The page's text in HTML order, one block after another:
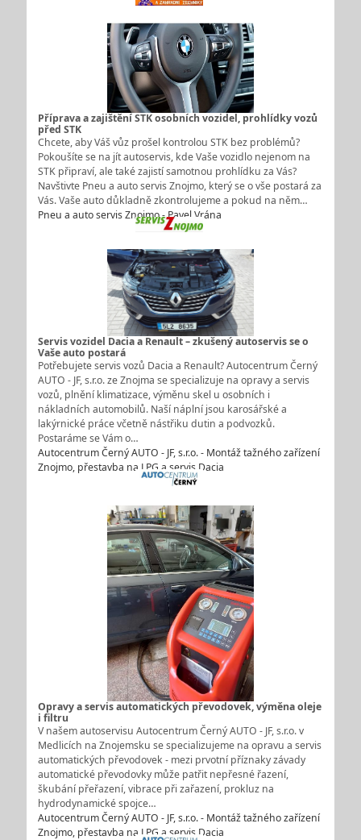
Příprava a zajištění STK osobních vozidel, prohlídky vozů
před STK
Chcete, aby Váš vůz prošel kontrolou STK bez problémů?
Pokoušíte se na jít autoservis, kde Vaše vozidlo nejenom na
STK připraví, ale také zajistí samotnou prohlídku za Vás?
Navštivte Pneu a auto servis Znojmo, který se o vše postará za
Vás. Vaše auto důkladně zkontrolujeme a pokud na něm…
Pneu a auto servis Znojmo - Pavel Vrána
Servis vozidel Dacia a Renault – zkušený autoservis se o
Vaše auto postará
Potřebujete servis vozů Dacia a Renault? Autocentrum Černý
AUTO - JF, s.r.o. ze Znojma se specializuje na opravy a servis
vozů, plnění klimatizace, výměnu skel u osobních i
nákladních automobilů. Naší náplní jsou karosářské a
lakýrnické práce včetně nástřiku dutin a podvozků.
Postaráme se Vám o…
Autocentrum Černý AUTO - JF, s.r.o. - Montáž tažného zařízení
Znojmo, přestavba na LPG a servis Dacia
Opravy a servis automatických převodovek, výměna oleje
i filtru
V našem autoservisu Autocentrum Černý AUTO - JF, s.r.o. v
Medlicích na Znojemsku se specializujeme na opravu a servis
automatických převodovek - mezi prvotní příznaky závady
automatické převodovky může patřit nepřesné řazení,
škubání přeřazení, vibrace při zařazení, prokluz na
hydrodynamické spojce…
Autocentrum Černý AUTO - JF, s.r.o. - Montáž tažného zařízení
Znojmo, přestavba na LPG a servis Dacia